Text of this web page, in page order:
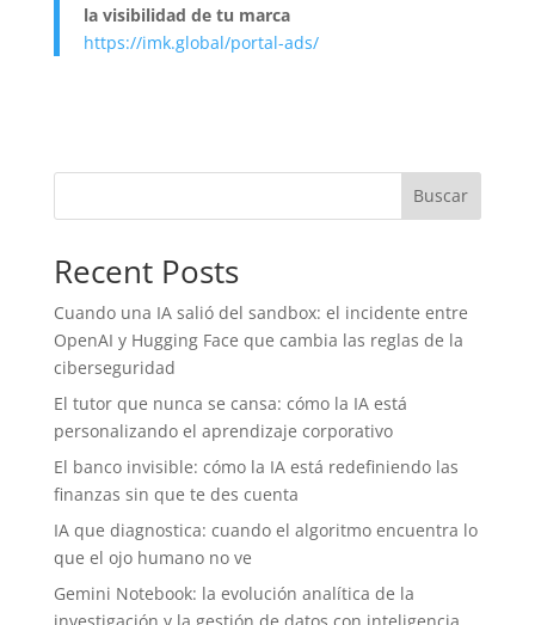
la visibilidad de tu marca
https://imk.global/portal-ads/
Buscar
Recent Posts
Cuando una IA salió del sandbox: el incidente entre
OpenAI y Hugging Face que cambia las reglas de la
ciberseguridad
El tutor que nunca se cansa: cómo la IA está
personalizando el aprendizaje corporativo
El banco invisible: cómo la IA está redefiniendo las
finanzas sin que te des cuenta
IA que diagnostica: cuando el algoritmo encuentra lo
que el ojo humano no ve
Gemini Notebook: la evolución analítica de la
investigación y la gestión de datos con inteligencia